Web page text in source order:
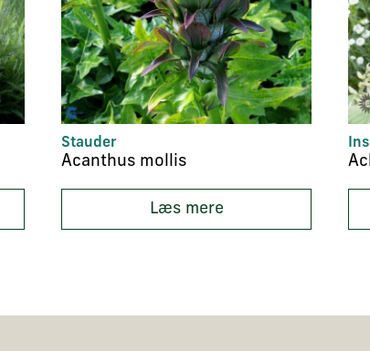
Stauder
Acanthus mollis
Læs mere